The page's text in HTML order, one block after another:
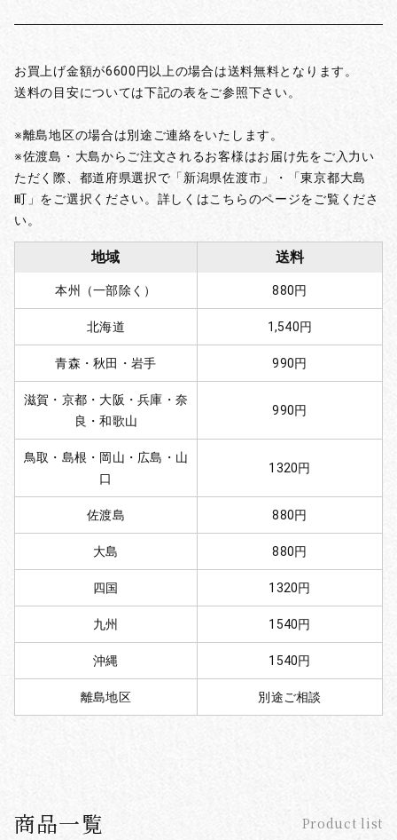
商品一覧 Product list
お買上げ金額が6600円以上の場合は送料無料となります。
送料の目安については下記の表をご参照下さい。
※離島地区の場合は別途ご連絡をいたします。
※佐渡島・大島からご注文されるお客様はお届け先をご入力い
ただく際、都道府県選択で「新潟県佐渡市」・「東京都大島
町」をご選択ください。詳しくはこちらのページをご覧くださ
い。
地域 送料
本州（一部除く） 880円
北海道 1,540円
青森・秋田・岩手 990円
滋賀・京都・大阪・兵庫・奈
良・和歌山
990円
鳥取・島根・岡山・広島・山
口
1320円
佐渡島 880円
大島 880円
四国 1320円
九州 1540円
沖縄 1540円
離島地区 別途ご相談